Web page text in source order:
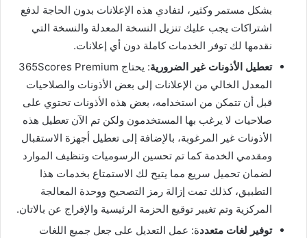
بشكل مستمر وكثير، لتفادي هذه الإعلانات بدون الحاجة لدفع
اشتراكات يجب عليك تنزيل النسخة المعدلة والنسخة التي
نقدمها لك توفر الخدمات كاملة دون أي إعلانات.
تعطيل الأذونات غير الضرورية
: يحتاج 365Scores Premium
المعدل الخالي من الإعلانات إلى بعض الأذونات والصلاحيات
قبل أن تتمكن من استخدامه، بعض هذه الأذونات تحتوي على
صلاحيات لا يرغب بها المستخدمون ولكن تم الآن تعطيل هذه
الأذونات غير المرغوبة، بالإضافة إلى تعطيل أجهزة الاستقبال
ومقدمي الخدمة كما تم تحسين الرسوميات وتنظيف الموارد
لضمان تحميل سريع مما يتيح لك الاستمتاع بخدمات هذا
التطبيق، كذلك تمت إزالة رمز التصحيح ووحدة المعالجة
المركزية وتم تغيير توقيع الحزمة الرئيسية والإفراج عن بالاتان.
توفير لغات متعددة: عمل التعديل على جعل جميع اللغات